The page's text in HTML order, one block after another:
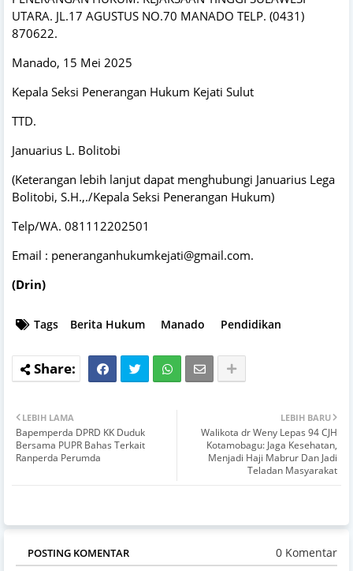
UTARA. JL.17 AGUSTUS NO.70 MANADO TELP. (0431)
870622.
Manado, 15 Mei 2025
Kepala Seksi Penerangan Hukum Kejati Sulut
TTD.
Januarius L. Bolitobi
(Keterangan lebih lanjut dapat menghubungi Januarius Lega
Bolitobi, S.H.,./Kepala Seksi Penerangan Hukum)
Telp/WA. 081112202501
Email : peneranganhukumkejati@gmail.com.
(Drin)
Tags Berita Hukum Manado Pendidikan
LEBIH BARU
Walikota dr Weny Lepas 94 CJH
Kotamobagu: Jaga Kesehatan,
Menjadi Haji Mabrur Dan Jadi
Teladan Masyarakat
LEBIH LAMA
Bapemperda DPRD KK Duduk
Bersama PUPR Bahas Terkait
Ranperda Perumda
POSTING KOMENTAR 0 Komentar